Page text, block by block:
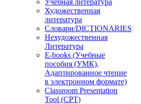
Учебная литература
Художественная
литература
Словари/DICTIONARIES
Нехудожественная
Литература
E-books (Учебные
пособия (УМК),
Адаптированное чтение
в электронном формате)
Classroom Presentation
Tool (CPT)